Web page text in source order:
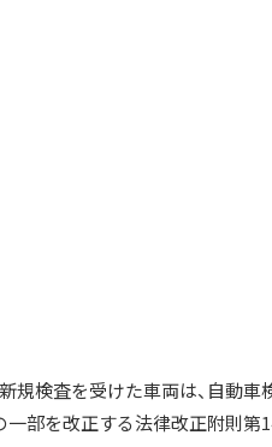
検査を受けた車両は、自動車
部を改正する法律改正附則第